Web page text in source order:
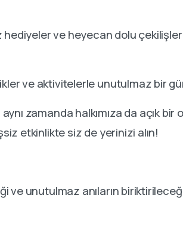
ve heyecan dolu
ve aktivitelerle unutulmaz bir
zamanda halkımıza da açık
etkinlikte siz de yerinizi alın!
ve unutulmaz anıların